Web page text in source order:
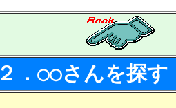
２．○○さんを探す